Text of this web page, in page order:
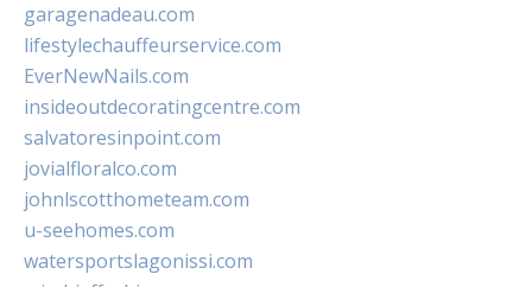
garagenadeau.com
lifestylechauffeurservice.com
EverNewNails.com
insideoutdecoratingcentre.com
salvatoresinpoint.com
jovialfloralco.com
johnlscotthometeam.com
u-seehomes.com
watersportslagonissi.com